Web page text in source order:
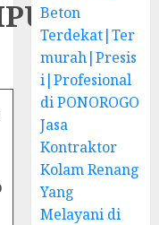
Beton
Terdekat|Ter
murah|Presis
i|Profesional
di PONOROGO
Jasa
Kontraktor
Kolam Renang
Yang
Melayani di